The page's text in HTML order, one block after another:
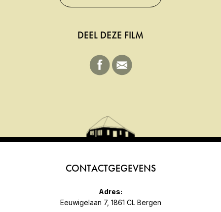
DEEL DEZE FILM
CONTACTGEGEVENS
Adres:
Eeuwigelaan 7, 1861 CL Bergen